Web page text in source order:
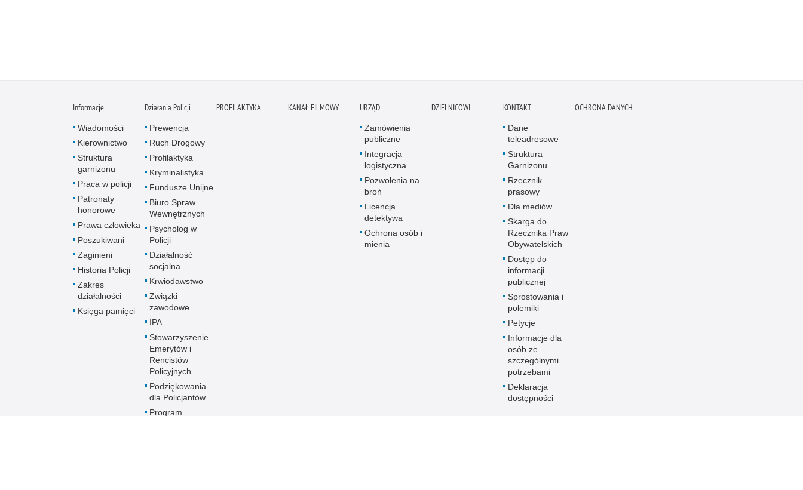
Informacje
Wiadomości
Kierownictwo
Struktura
garnizonu
Praca w policji
Patronaty
honorowe
Prawa człowieka
Poszukiwani
Zaginieni
Historia Policji
Zakres
działalności
Księga pamięci
Działania Policji
Prewencja
Ruch Drogowy
Profilaktyka
Kryminalistyka
Fundusze Unijne
Biuro Spraw
Wewnętrznych
Psycholog w
Policji
Działalność
socjalna
Krwiodawstwo
Związki
zawodowe
IPA
Stowarzyszenie
Emerytów i
Rencistów
Policyjnych
Podziękowania
dla Policjantów
Program
PROFILAKTYKA KANAŁ FILMOWY URZĄD
Zamówienia
publiczne
Integracja
logistyczna
Pozwolenia na
broń
Licencja
detektywa
Ochrona osób i
mienia
DZIELNICOWI KONTAKT
Dane
teleadresowe
Struktura
Garnizonu
Rzecznik
prasowy
Dla mediów
Skarga do
Rzecznika Praw
Obywatelskich
Dostęp do
informacji
publicznej
Sprostowania i
polemiki
Petycje
Informacje dla
osób ze
szczególnymi
potrzebami
Deklaracja
dostępności
OCHRONA DANYCH